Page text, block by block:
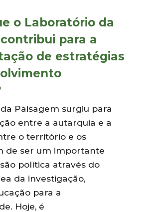
o Laboratório da
para a
de estratégias
Paisagem surgiu para
entre a autarquia e a
o território e os
de ser um importante
política através do
da investigação,
para a
Hoje, é